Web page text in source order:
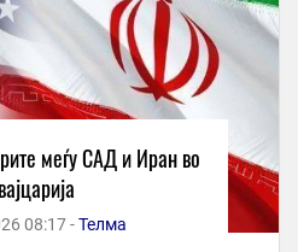
меѓу САД и Иран во
08:17 -Телма